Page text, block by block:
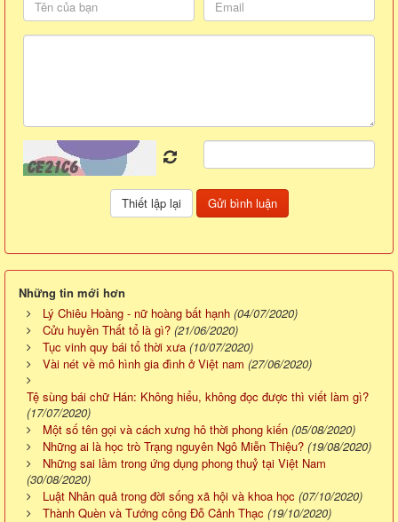
Những tin mới hơn
Lý Chiêu Hoàng - nữ hoàng bất hạnh (04/07/2020)
Cửu huyền Thất tổ là gì? (21/06/2020)
Tục vinh quy bái tổ thời xưa (10/07/2020)
Vài nét về mô hình gia đình ở Việt nam (27/06/2020)
Tệ sùng bái chữ Hán: Không hiểu, không đọc được thì viết làm gì?
(17/07/2020)
Một số tên gọi và cách xưng hô thời phong kiến (05/08/2020)
Những ai là học trò Trạng nguyên Ngô Miễn Thiệu? (19/08/2020)
Những sai lầm trong ứng dụng phong thuỷ tại Việt Nam
(30/08/2020)
Luật Nhân quả trong đời sống xã hội và khoa học (07/10/2020)
Thành Quèn và Tướng công Đỗ Cảnh Thạc (19/10/2020)